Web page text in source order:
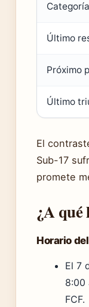
Último
Próximo
Último
El
Sub-17
promete
¿A qué
Horario
El 7
8:00
FCF.